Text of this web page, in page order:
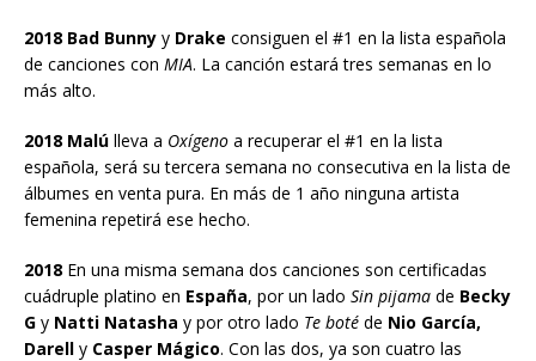
2018 Bad Bunny y Drake consiguen el #1 en la lista española
de canciones con MIA. La canción estará tres semanas en lo
más alto.
2018 Malú lleva a Oxígeno a recuperar el #1 en la lista
española, será su tercera semana no consecutiva en la lista de
álbumes en venta pura. En más de 1 año ninguna artista
femenina repetirá ese hecho.
2018 En una misma semana dos canciones son certificadas
cuádruple platino en España, por un lado Sin pijama de Becky
G y Natti Natasha y por otro lado Te boté de Nio García,
Darell y Casper Mágico. Con las dos, ya son cuatro las